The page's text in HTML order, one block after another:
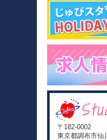
〒182-0002
東京都調布市仙